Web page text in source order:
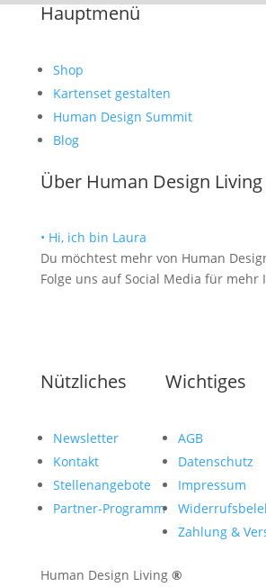
Hauptmenü
Shop
Kartenset gestalten
Human Design Summit
Blog
Über Human Design Living
• Hi, ich bin Laura
Du möchtest mehr von Human
Folge uns auf Social Media für mehr
Nützliches
Newsletter
Kontakt
Stellenangebote
Partner-Programm
Wichtiges
AGB
Datenschutz
Impressum
Zahlung &
Human Design Living ®